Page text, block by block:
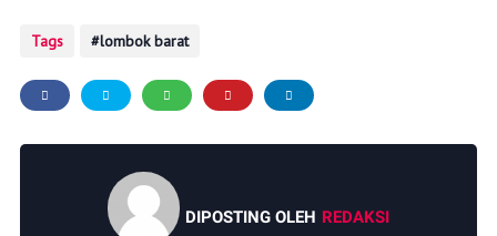
Tags lombok barat
DIPOSTING OLEH REDAKSI